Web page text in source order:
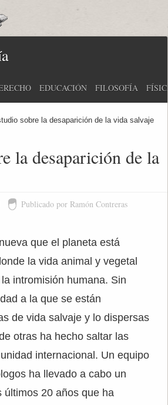
EDUCACIÓN FILOSOFÍA
sobre la desaparición de la vida salvaje
la desaparición de la
Publicado por Ramón Contreras
que el planeta está
la vida animal y vegetal
intromisión humana. Sin
a la que se están
de vida salvaje y lo dispersas
otras ha hecho saltar las
internacional. Un equipo
ha llevado a cabo un
últimos 20 años que ha